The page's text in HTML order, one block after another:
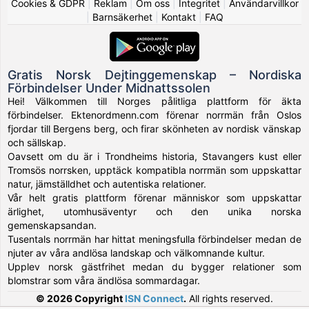
Cookies & GDPR Reklam Om oss| Integritet| Användarvillkor
Barnsäkerhet| Kontakt| FAQ
Gratis Norsk Dejtinggemenskap – Nordiska
Förbindelser Under Midnattssolen
Hei! Välkommen till Norges pålitliga plattform för äkta
förbindelser. Ektenordmenn.com förenar norrmän från Oslos
fjordar till Bergens berg, och firar skönheten av nordisk vänskap
och sällskap.
Oavsett om du är i Trondheims historia, Stavangers kust eller
Tromsös norrsken, upptäck kompatibla norrmän som uppskattar
natur, jämställdhet och autentiska relationer.
Vår helt gratis plattform förenar människor som uppskattar
ärlighet, utomhusäventyr och den unika norska
gemenskapsandan.
Tusentals norrmän har hittat meningsfulla förbindelser medan de
njuter av våra andlösa landskap och välkomnande kultur.
Upplev norsk gästfrihet medan du bygger relationer som
blomstrar som våra ändlösa sommardagar.
© 2026 Copyright ISN Connect. All rights reserved.